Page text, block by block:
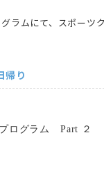
ラムにて、スポーツ
帰り